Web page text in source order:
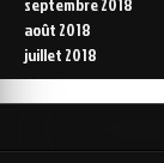
août 2018
juillet 2018